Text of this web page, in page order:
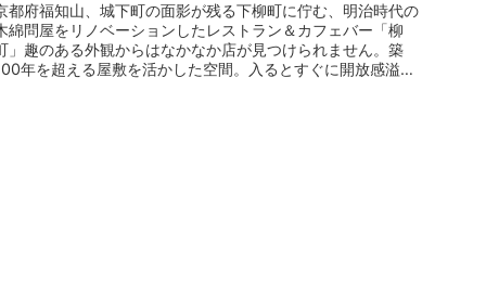
都府福知山、城下町の面影が残る下柳町に佇む、明治時代の
綿問屋をリノベーションしたレストラン＆カフェバー「柳
」趣のある外観からはなかなか店が見つけられません。築
年を超える屋敷を活かした空間。入るとすぐに開放感溢れ